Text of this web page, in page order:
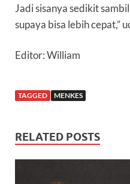
Jadi sisanya sedikit
supaya bisa lebih cepat,”
Editor: William
TAGGED MENKES
RELATED POSTS